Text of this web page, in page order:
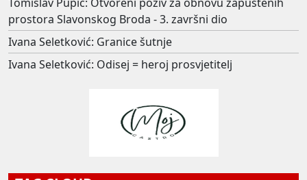
prostora Slavonskog Broda - 3. završni dio
Ivana Seletković: Granice šutnje
Ivana Seletković: Odisej = heroj prosvjetitelj